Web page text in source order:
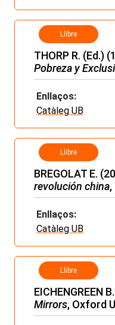
Llibre
THORP R. (Ed.)
Pobreza y
Enllaços:
Catàleg UB
Llibre
BREGOLAT E.
revolución china
Enllaços:
Catàleg UB
Llibre
EICHENGREEN
Mirrors, Oxford